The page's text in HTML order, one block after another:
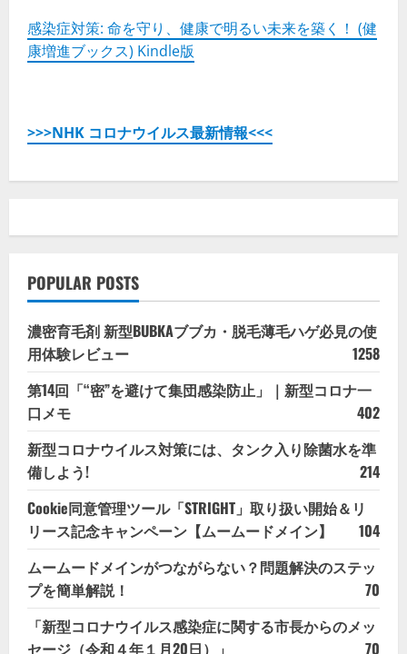
感染症対策: 命を守り、健康で明るい未来を築く！ (健
康増進ブックス) Kindle版
>>>NHK コロナウイルス最新情報<<<
POPULAR POSTS
濃密育毛剤 新型BUBKAブブカ・脱毛薄毛ハゲ必見の使
用体験レビュー
1258
第14回「“密”を避けて集団感染防止」｜新型コロナ一
口メモ
402
新型コロナウイルス対策には、タンク入り除菌水を準
備しよう!
214
Cookie同意管理ツール「STRIGHT」取り扱い開始＆リ
リース記念キャンペーン【ムームードメイン】
104
ムームードメインがつながらない？問題解決のステッ
プを簡単解説！
70
「新型コロナウイルス感染症に関する市長からのメッ
セージ（令和４年１月20日）」
70